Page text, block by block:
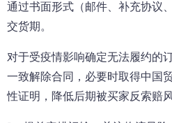
通过书面形式（邮件、补充协议
交货期。
对于受疫情影响确定无法履约的
一致解除合同，必要时取得中国
性证明，降低后期被买家反索赔风